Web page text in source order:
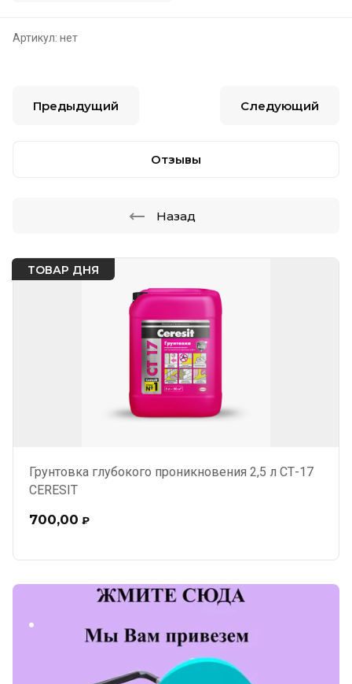
ТОВАР ДНЯ
Грунтовка глубокого проникновения 2,5 л СТ-17
CERESIT
700,00 ₽
.
Артикул: нет
Предыдущий Следующий
Отзывы
Назад